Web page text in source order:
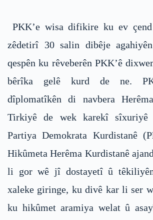
PKK’e wisa difikire ku ev
zêdetirî 30 salin dibêje
qespên ku rêveberên PKK’ê
bêrîka gelê kurd de ne.
dîplomatîkên di navbera
Tirkiyê de wek karekî
Partiya Demokrata Kurdistanê
Hikûmeta Herêma Kurdistanê
li gor wê jî dostayetî û
xaleke giringe, ku divê kar li ser
ku hikûmet aramiya welat û